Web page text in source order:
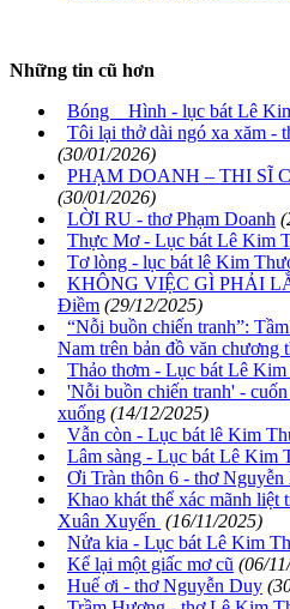
Những tin cũ hơn
Bóng Hình - lục bát Lê
Tôi lại thở dài ngó xa xăm -
(30/01/2026)
PHẠM DOANH – THI SĨ
(30/01/2026)
LỜI RU - thơ Phạm Doanh
Thực Mơ - Lục bát Lê Kim
Tơ lòng - lục bát lê Kim
KHÔNG VIỆC GÌ PHẢI
Điềm (29/12/2025)
“Nỗi buồn chiến tranh”:
Nam trên bản đồ văn chương
Thảo thơm - Lục bát Lê
'Nỗi buồn chiến tranh' -
xuống (14/12/2025)
Vẫn còn - Lục bát lê Kim
Lâm sàng - Lục bát Lê Kim
Ơi Tràn thôn 6 - thơ
Khao khát thể xác mãnh
Xuân Xuyến (16/11/2025)
Nửa kia - Lục bát Lê Kim
Kể lại một giấc mơ cũ (06/
Huế ơi - thơ Nguyễn Duy